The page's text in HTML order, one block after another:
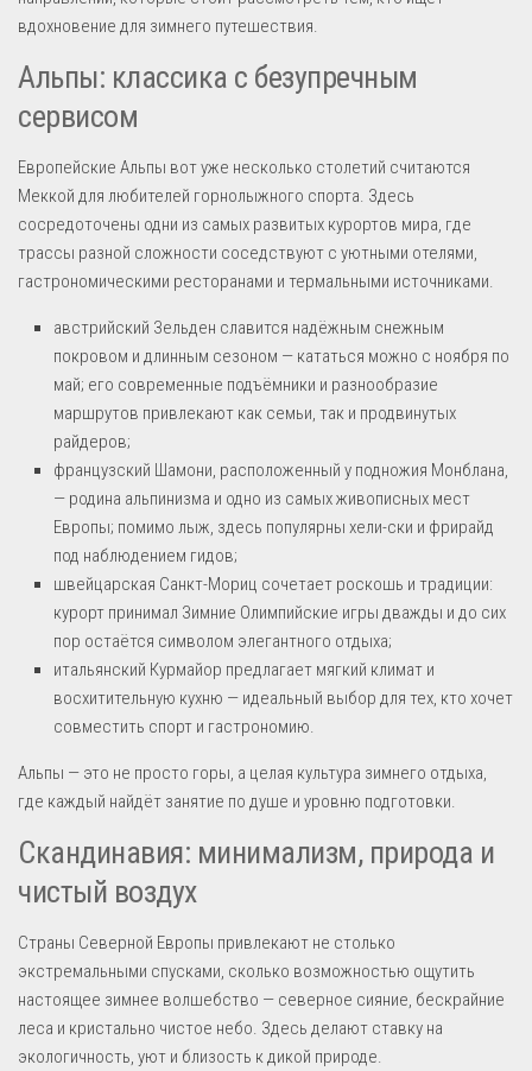
вдохновение для зимнего путешествия.
Альпы: классика с безупречным
сервисом
Европейские Альпы вот уже несколько столетий считаются
Меккой для любителей горнолыжного спорта. Здесь
сосредоточены одни из самых развитых курортов мира, где
трассы разной сложности соседствуют с уютными отелями,
гастрономическими ресторанами и термальными источниками.
австрийский Зельден славится надёжным снежным
покровом и длинным сезоном — кататься можно с ноября по
май; его современные подъёмники и разнообразие
маршрутов привлекают как семьи, так и продвинутых
райдеров;
французский Шамони, расположенный у подножия Монблана,
— родина альпинизма и одно из самых живописных мест
Европы; помимо лыж, здесь популярны хели-ски и фрирайд
под наблюдением гидов;
швейцарская Санкт-Мориц сочетает роскошь и традиции:
курорт принимал Зимние Олимпийские игры дважды и до сих
пор остаётся символом элегантного отдыха;
итальянский Курмайор предлагает мягкий климат и
восхитительную кухню — идеальный выбор для тех, кто хочет
совместить спорт и гастрономию.
Альпы — это не просто горы, а целая культура зимнего отдыха,
где каждый найдёт занятие по душе и уровню подготовки.
Скандинавия: минимализм, природа и
чистый воздух
Страны Северной Европы привлекают не столько
экстремальными спусками, сколько возможностью ощутить
настоящее зимнее волшебство — северное сияние, бескрайние
леса и кристально чистое небо. Здесь делают ставку на
экологичность, уют и близость к дикой природе.